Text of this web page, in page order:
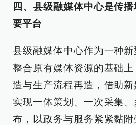
四、县级融媒体中心是传
要平台
县级融媒体中心作为一种
整合原有媒体资源的基础
造与生产流程再造，借助新
实现一体策划、一次采集
布，以政务与服务紧紧黏